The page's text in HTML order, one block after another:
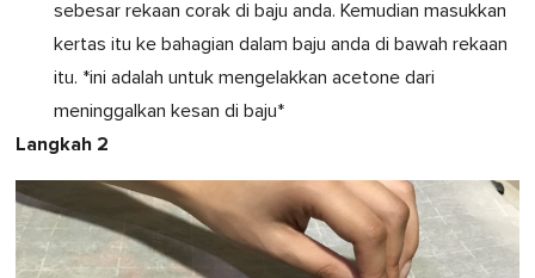
sebesar rekaan corak di baju anda. Kemudian masukkan
kertas itu ke bahagian dalam baju anda di bawah rekaan
itu. *ini adalah untuk mengelakkan acetone dari
meninggalkan kesan di baju*
Langkah 2